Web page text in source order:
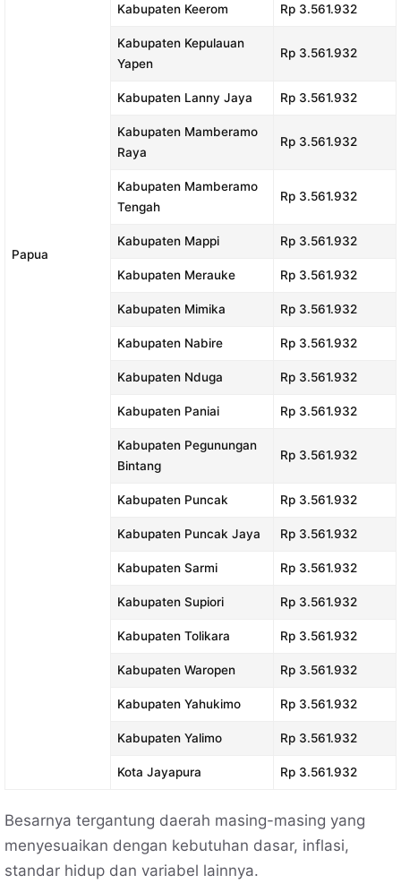
Papua
Kabupaten Keerom Rp 3.561.932
Kabupaten Kepulauan
Yapen
Rp 3.561.932
Kabupaten Lanny Jaya Rp 3.561.932
Kabupaten Mamberamo
Raya
Rp 3.561.932
Kabupaten Mamberamo
Tengah
Rp 3.561.932
Kabupaten Mappi Rp 3.561.932
Kabupaten Merauke Rp 3.561.932
Kabupaten Mimika Rp 3.561.932
Kabupaten Nabire Rp 3.561.932
Kabupaten Nduga Rp 3.561.932
Kabupaten Paniai Rp 3.561.932
Kabupaten Pegunungan
Bintang
Rp 3.561.932
Kabupaten Puncak Rp 3.561.932
Kabupaten Puncak Jaya Rp 3.561.932
Kabupaten Sarmi Rp 3.561.932
Kabupaten Supiori Rp 3.561.932
Kabupaten Tolikara Rp 3.561.932
Kabupaten Waropen Rp 3.561.932
Kabupaten Yahukimo Rp 3.561.932
Kabupaten Yalimo Rp 3.561.932
Kota Jayapura Rp 3.561.932
Besarnya tergantung daerah masing-masing yang
menyesuaikan dengan kebutuhan dasar, inflasi,
standar hidup dan variabel lainnya.